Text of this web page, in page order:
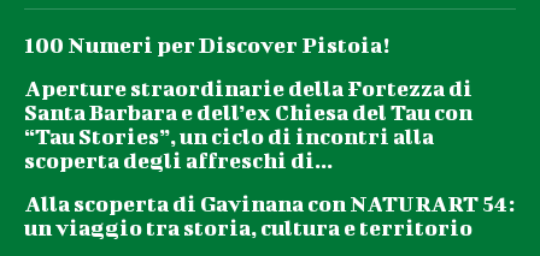
100 Numeri per Discover Pistoia!
Aperture straordinarie della Fortezza di
Santa Barbara e dell’ex Chiesa del Tau con
“Tau Stories”, un ciclo di incontri alla
scoperta degli affreschi di...
Alla scoperta di Gavinana con NATURART 54:
un viaggio tra storia, cultura e territorio